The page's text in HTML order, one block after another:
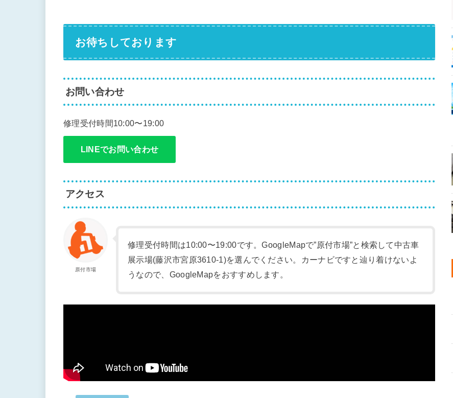
お待ちしております
お問い合わせ
修理受付時間10:00〜19:00
LINEでお問い合わせ
アクセス
原付市場
修理受付時間は10:00〜19:00です。GoogleMapで”原付市場”と検索して中古車
展示場(藤沢市宮原3610-1)を選んでください。カーナビですと辿り着けないよ
うなので、GoogleMapをおすすめします。